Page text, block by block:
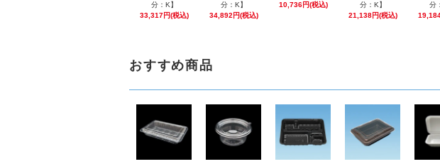
分：K】
33,317円(税込)
分：K】
34,892円(税込)
10,736円(税込)
分：K】
21,138円(税込)
分
おすすめ商品